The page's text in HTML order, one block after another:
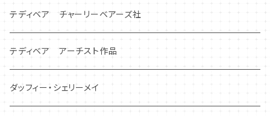
テディベア チャーリーベアーズ社
テディベア アーチスト作品
ダッフィー・シェリーメイ